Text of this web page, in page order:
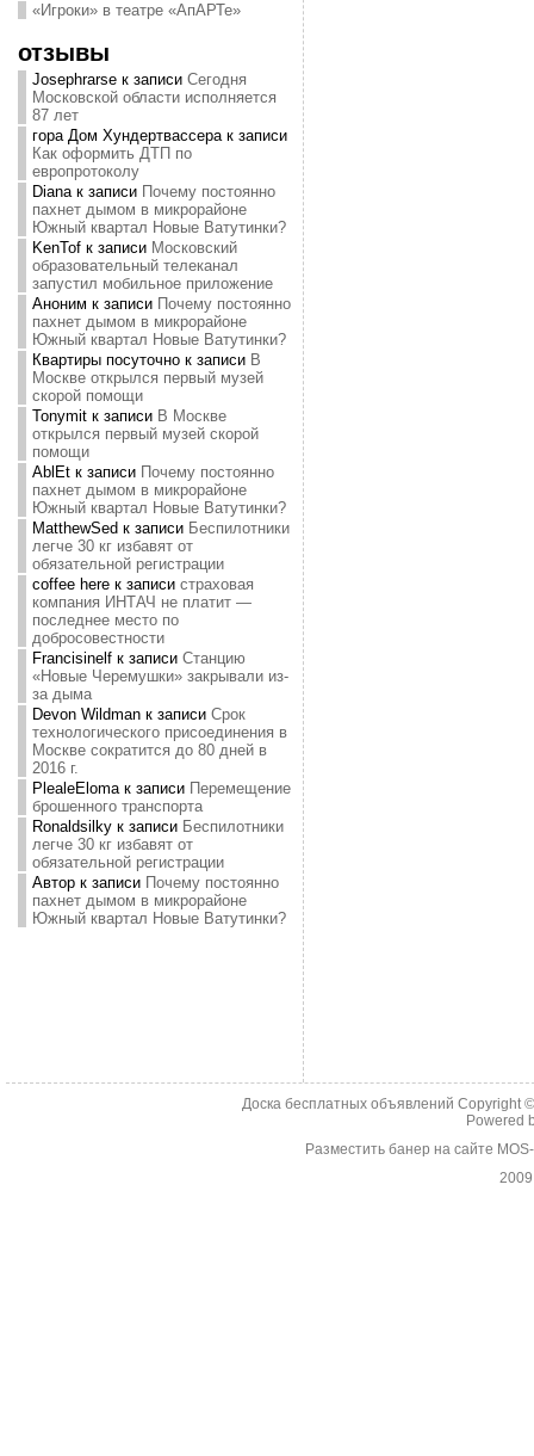
«Игроки» в театре «АпАРТе»
отзывы
Josephrarseк записи Сегодня
Московской области исполняется
87 лет
гора Дом Хундертвассерак записи
Как оформить ДТП по
европротоколу
Dianaк записи Почему постоянно
пахнет дымом в микрорайоне
Южный квартал Новые Ватутинки?
KenTofк записи Московский
образовательный телеканал
запустил мобильное приложение
Аноним к записи Почему постоянно
пахнет дымом в микрорайоне
Южный квартал Новые Ватутинки?
Квартиры посуточнок записи В
Москве открылся первый музей
скорой помощи
Tonymitк записи В Москве
открылся первый музей скорой
помощи
AblEtк записи Почему постоянно
пахнет дымом в микрорайоне
Южный квартал Новые Ватутинки?
MatthewSed к записи Беспилотники
легче 30 кг избавят от
обязательной регистрации
coffee hereк записи страховая
компания ИНТАЧ не платит —
последнее место по
добросовестности
Francisinelfк записи Станцию
«Новые Черемушки» закрывали из-
за дыма
Devon Wildmanк записи Срок
технологического присоединения в
Москве сократится до 80 дней в
2016 г.
PlealeElomaк записи Перемещение
брошенного транспорта
Ronaldsilkyк записи Беспилотники
легче 30 кг избавят от
обязательной регистрации
Авторк записи Почему постоянно
пахнет дымом в микрорайоне
Южный квартал Новые Ватутинки?
Доска бесплатных объявлений Copyright
Powered
Разместить банер на сайте